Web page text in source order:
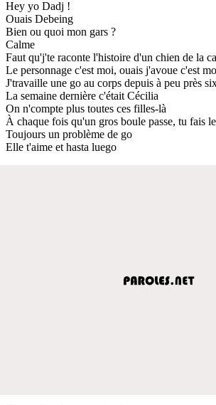
Hey yo Dadj !
Ouais Debeing
Bien ou quoi mon gars ?
Calme
Faut qu'j'te raconte l'histoire d'un chien de la
Le personnage c'est moi, ouais j'avoue c'est
J'travaille une go au corps depuis à peu près
La semaine dernière c'était Cécilia
On n'compte plus toutes ces filles-là
À chaque fois qu'un gros boule passe, tu fais
Toujours un problème de go
Elle t'aime et hasta luego